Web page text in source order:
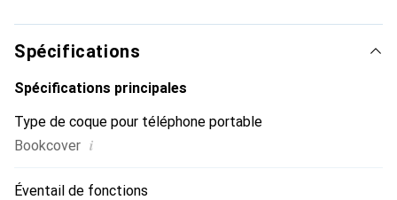
marque Noreve est un choix sûr pour une clientèle
exigeante.
Spécifications
Spécifications principales
Type de coque pour téléphone portable
Bookcover i
Éventail de fonctions